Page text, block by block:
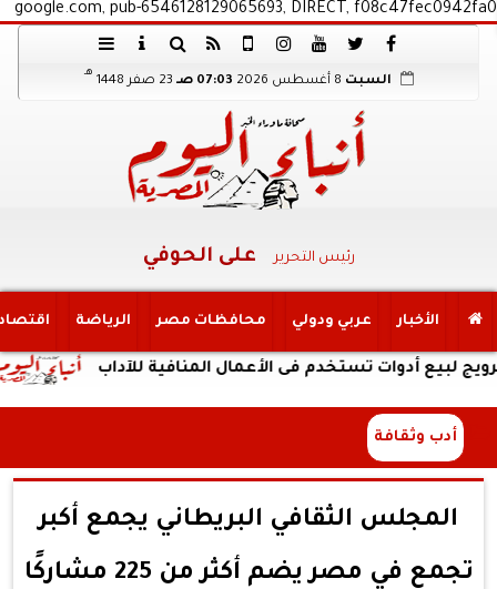
google.com, pub-6546128129065693, DIRECT, f08c47fec0942fa0
السبت 07:03 صـ 23 صفر 1448
هـ
رئيس التحرير على الحوفي
الأخبار عربي ودولي محافظات مصر الرياضة
تستخدم فى الأعمال المنافية للآداب
أدب وثقافة
المجلس الثقافي البريطاني يجمع أكبر
تجمع في مصر يضم أكثر من 225 مشاركًا